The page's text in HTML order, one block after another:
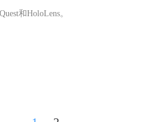
和HoloLens。